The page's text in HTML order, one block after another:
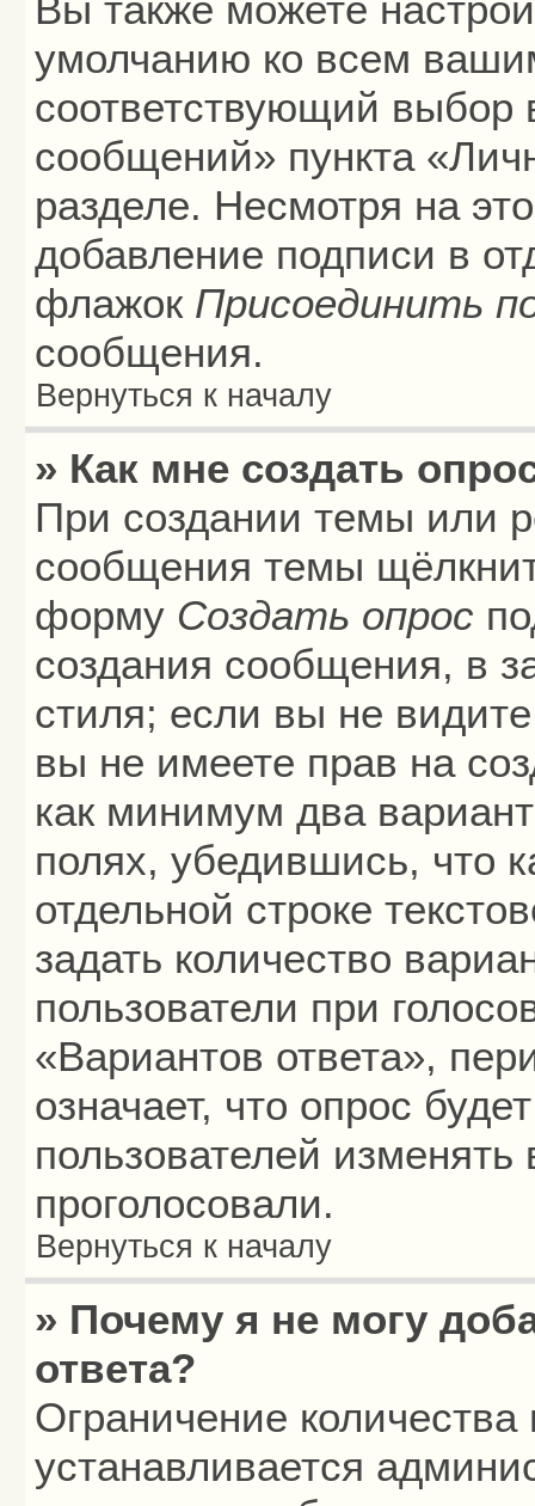
умолчанию ко всем
соответствующий выбор
сообщений» пункта
разделе. Несмотря на
добавление подписи в
флажок Присоединить
сообщения.
Вернуться к началу
» Как мне создать
При создании темы или
сообщения темы
форму Создать опрос
создания сообщения, в
стиля; если вы не
вы не имеете прав на
как минимум два
полях, убедившись, что
отдельной строке
задать количество
пользователи при
«Вариантов ответа»,
означает, что опрос
пользователей
проголосовали.
Вернуться к началу
» Почему я не могу
ответа?
Ограничение количества
устанавливается